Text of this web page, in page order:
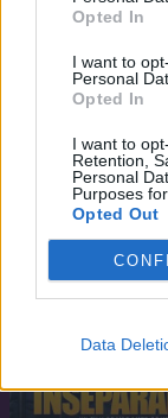
Opted In
I want to
Personal
Opted In
I want to
Retention,
Personal
Purposes
Opted Out
Data
Kacsamesék - A
elveszett lámpa